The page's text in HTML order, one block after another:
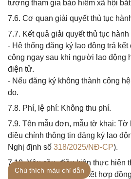
tượng tham gia bảo hiểm xã hội
7.6. Cơ quan giải quyết thủ tục
7.7. Kết quả giải quyết thủ tục hành
- Hệ thống đăng ký lao động trả kết
công ngay sau khi người lao động
điện tử.
- Nếu đăng ký không thành công
do.
7.8. Phí, lệ phí: Không thu phí.
7.9. Tên mẫu đơn, mẫu tờ khai: Tờ
điều chỉnh thông tin đăng ký lao
Nghị định số 318/2025/NĐ-CP).
7.10. Yêu cầu, điều kiện thực hiện
- Người lao động giao kết hợp
Chú thích màu chỉ dẫn